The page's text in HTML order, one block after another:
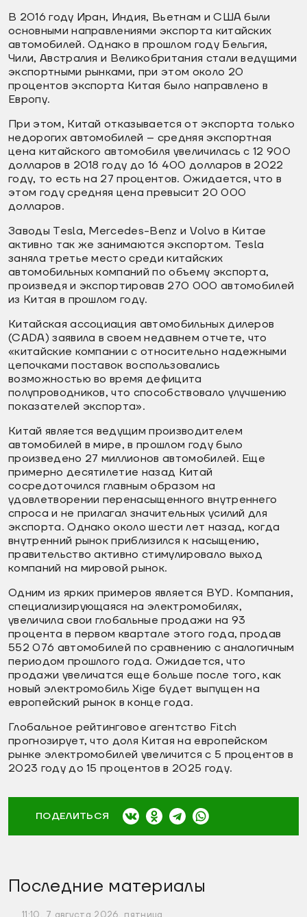
В 2016 году Иран, Индия, Вьетнам и США были
основными направлениями экспорта китайских
автомобилей. Однако в прошлом году Бельгия,
Чили, Австралия и Великобритания стали ведущими
экспортными рынками, при этом около 20
процентов экспорта Китая было направлено в
Европу.
При этом, Китай отказывается от экспорта только
недорогих автомобилей – средняя экспортная
цена китайского автомобиля увеличилась с 12 900
долларов в 2018 году до 16 400 долларов в 2022
году, то есть на 27 процентов. Ожидается, что в
этом году средняя цена превысит 20 000
долларов.
Заводы Tesla, Mercedes-Benz и Volvo в Китае
активно так же занимаются экспортом. Tesla
заняла третье место среди китайских
автомобильных компаний по объему экспорта,
произведя и экспортировав 270 000 автомобилей
из Китая в прошлом году.
Китайская ассоциация автомобильных дилеров
(CADA) заявила в своем недавнем отчете, что
«китайские компании с относительно надежными
цепочками поставок воспользовались
возможностью во время дефицита
полупроводников, что способствовало улучшению
показателей экспорта».
Китай является ведущим производителем
автомобилей в мире, в прошлом году было
произведено 27 миллионов автомобилей. Еще
примерно десятилетие назад Китай
сосредоточился главным образом на
удовлетворении перенасыщенного внутреннего
спроса и не прилагал значительных усилий для
экспорта. Однако около шести лет назад, когда
внутренний рынок приблизился к насыщению,
правительство активно стимулировало выход
компаний на мировой рынок.
Одним из ярких примеров является BYD. Компания,
специализирующаяся на электромобилях,
увеличила свои глобальные продажи на 93
процента в первом квартале этого года, продав
552 076 автомобилей по сравнению с аналогичным
периодом прошлого года. Ожидается, что
продажи увеличатся еще больше после того, как
новый электромобиль Xige будет выпущен на
европейский рынок в конце года.
Глобальное рейтинговое агентство Fitch
прогнозирует, что доля Китая на европейском
рынке электромобилей увеличится с 5 процентов в
2023 году до 15 процентов в 2025 году.
ПОДЕЛИТЬСЯ
Последние материалы
11:10, 7 августа 2026, пятница